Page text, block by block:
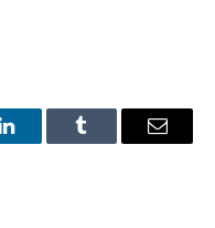
LinkedInTumblr
E-